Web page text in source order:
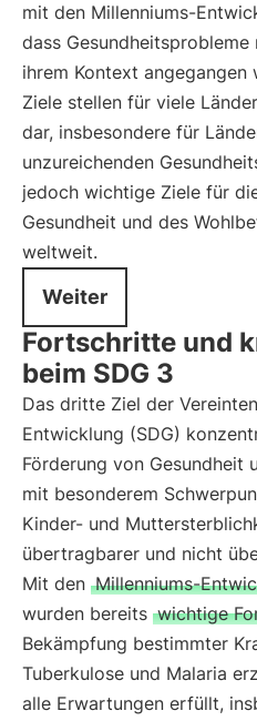
mit den Millenniums-
dass
ihrem Kontext angegangen
Ziele stellen für viele
dar, insbesondere für
unzureichenden
jedoch wichtige Ziele für
Gesundheit und des
weltweit.
Weiter
Fortschritte und
beim SDG 3
Das dritte Ziel der
Entwicklung (SDG)
Förderung von Gesundheit
mit besonderem
Kinder- und
übertragbarer und nicht
Mit den Millenniums-
wurden bereits wichtige
Bekämpfung bestimmter
Tuberkulose und Malaria
alle Erwartungen erfüllt,